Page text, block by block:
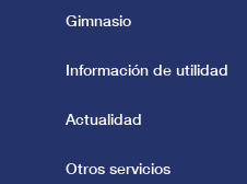
Gimnasio
Información de utilidad
Actualidad
Otros servicios